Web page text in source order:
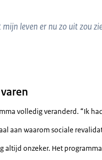
leven er nu zo uit zou
in het park, haar coach
volledig veranderd. “Ik
aan waarom sociale
altijd onzeker. Het